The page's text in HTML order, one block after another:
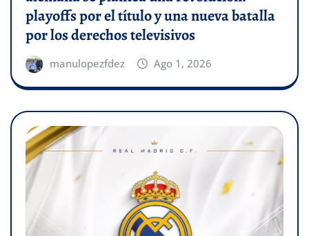
playoffs por el título y una nueva batalla
por los derechos televisivos
manulopezfdez Ago 1, 2026